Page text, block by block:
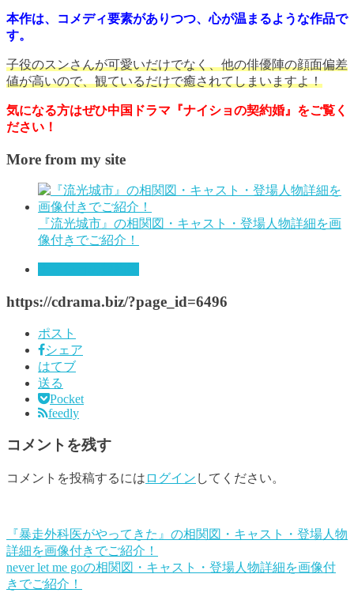
本作は、コメディ要素がありつつ、心が温まるような作品で
す。
子役のスンさんが可愛いだけでなく、他の俳優陣の顔面偏差
値が高いので、観ているだけで癒されてしまいますよ！
気になる方はぜひ中国ドラマ『ナイショの契約婚』をご覧く
ださい！
More from my site
『流光城市』の相関図・キャスト・登場人物詳細を画
像付きでご紹介！
https://cdrama.biz/?page_id=6496
ポスト
シェア
はてブ
送る
Pocket
feedly
コメントを残す
コメントを投稿するには ログイン してください。
『暴走外科医がやってきた』の相関図・キャスト・登場人物
詳細を画像付きでご紹介！
never let me goの相関図・キャスト・登場人物詳細を画像付
きでご紹介！